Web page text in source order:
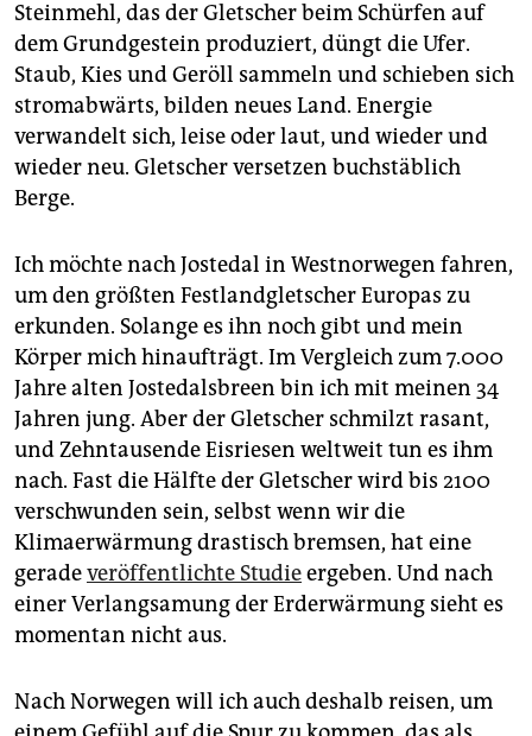
Steinmehl, das der Gletscher beim Schürfen auf
dem Grundgestein produziert, düngt die Ufer.
Staub, Kies und Geröll sammeln und schieben sich
stromabwärts, bilden neues Land. Energie
verwandelt sich, leise oder laut, und wieder und
wieder neu. Gletscher versetzen buchstäblich
Berge.
Ich möchte nach Jostedal in Westnorwegen fahren,
um den größten Festlandgletscher Europas zu
erkunden. Solange es ihn noch gibt und mein
Körper mich hinaufträgt. Im Vergleich zum 7.000
Jahre alten Jostedalsbreen bin ich mit meinen 34
Jahren jung. Aber der Gletscher schmilzt rasant,
und Zehntausende Eisriesen weltweit tun es ihm
nach. Fast die Hälfte der Gletscher wird bis 2100
verschwunden sein, selbst wenn wir die
Klimaerwärmung drastisch bremsen, hat eine
geradeveröffentlichte Studieergeben. Und nach
einer Verlangsamung der Erderwärmung sieht es
momentan nicht aus.
Nach Norwegen will ich auch deshalb reisen, um